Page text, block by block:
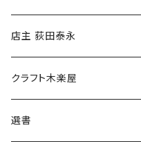
傘
食料品
その他
店主 荻田泰永
書籍
ウェア
クラフト木楽屋
選書